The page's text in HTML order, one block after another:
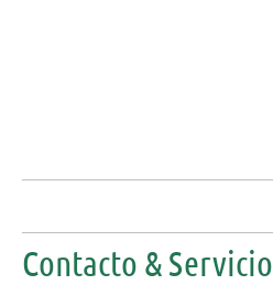
Contacto & Servicio